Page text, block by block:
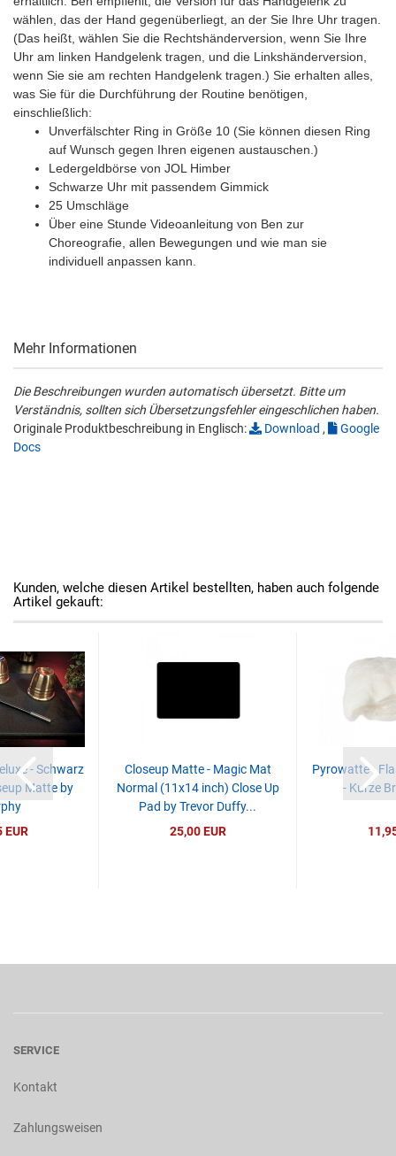
wählen, das der Hand gegenüberliegt, an der Sie Ihre Uhr tragen.
(Das heißt, wählen Sie die Rechtshänderversion, wenn Sie Ihre
Uhr am linken Handgelenk tragen, und die Linkshänderversion,
wenn Sie sie am rechten Handgelenk tragen.) Sie erhalten alles,
was Sie für die Durchführung der Routine benötigen,
einschließlich:
Unverfälschter Ring in Größe 10 (Sie können diesen Ring
auf Wunsch gegen Ihren eigenen austauschen.)
Ledergeldbörse von JOL Himber
Schwarze Uhr mit passendem Gimmick
25 Umschläge
Über eine Stunde Videoanleitung von Ben zur
Choreografie, allen Bewegungen und wie man sie
individuell anpassen kann.
Mehr Informationen
Die Beschreibungen wurden automatisch übersetzt. Bitte um
Verständnis, sollten sich Übersetzungsfehler eingeschlichen haben.
Originale Produktbeschreibung in Englisch:
Download ,
Google
Docs
Kunden, welche diesen Artikel bestellten, haben auch folgende
Artikel gekauft:
- Schwarz
Matte by
EUR
Closeup Matte - Magic Mat
Normal (11x14 inch) Close Up
Pad by Trevor Duffy...
25,00 EUR
Pyrowatte -
- Kurze
SERVICE
Kontakt
Zahlungsweisen